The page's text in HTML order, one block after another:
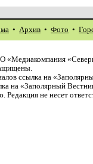
• Архив • Фото •
«Медиакомпания
ссылка на
на «Заполярный
не несет